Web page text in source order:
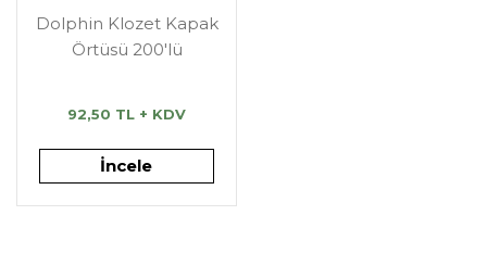
Dolphin Klozet Kapak
Örtüsü 200'lü
92,50 TL + KDV
İncele